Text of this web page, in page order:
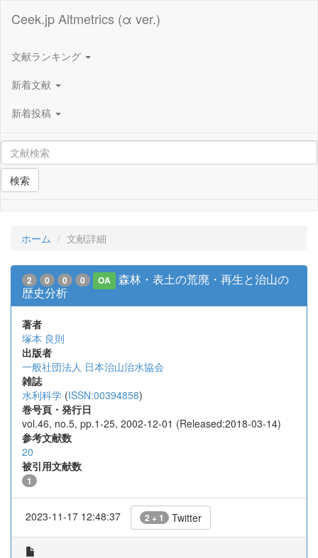
Ceek.jp Altmetrics (α ver.)
文献ランキング
新着文献
新着投稿
検索
ホーム 文献詳細
2 0 0 0 OA
森林・表土の荒廃・再生と治山の
歴史分析
著者
塚本 良則
出版者
一般社団法人 日本治山治水協会
雑誌
水利科学 (ISSN:00394858)
巻号頁・発行日
vol.46, no.5, pp.1-25, 2002-12-01 (Released:2018-03-14)
参考文献数
20
被引用文献数
1
2023-11-17 12:48:37 2 + 1 Twitter